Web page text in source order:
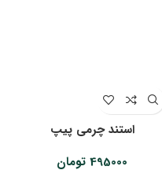
استند چرمی پیپ
495000 تومان